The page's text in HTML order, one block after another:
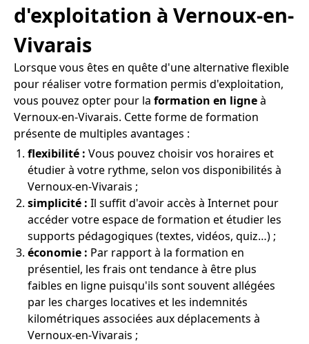
d'exploitation à Vernoux-en-
Vivarais
Lorsque vous êtes en quête d'une alternative flexible
pour réaliser votre formation permis d'exploitation,
vous pouvez opter pour la formation en ligneà
Vernoux-en-Vivarais. Cette forme de formation
présente de multiples avantages :
flexibilité : Vous pouvez choisir vos horaires et
étudier à votre rythme, selon vos disponibilités à
Vernoux-en-Vivarais ;
simplicité : Il suffit d'avoir accès à Internet pour
accéder votre espace de formation et étudier les
supports pédagogiques (textes, vidéos, quiz…) ;
économie : Par rapport à la formation en
présentiel, les frais ont tendance à être plus
faibles en ligne puisqu'ils sont souvent allégées
par les charges locatives et les indemnités
kilométriques associées aux déplacements à
Vernoux-en-Vivarais ;